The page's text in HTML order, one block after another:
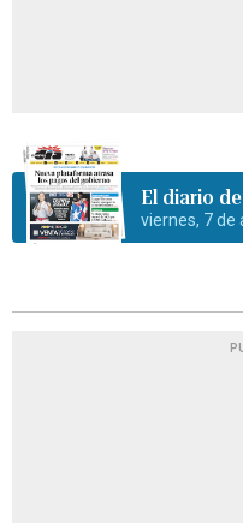
El diario
viernes, 7 de